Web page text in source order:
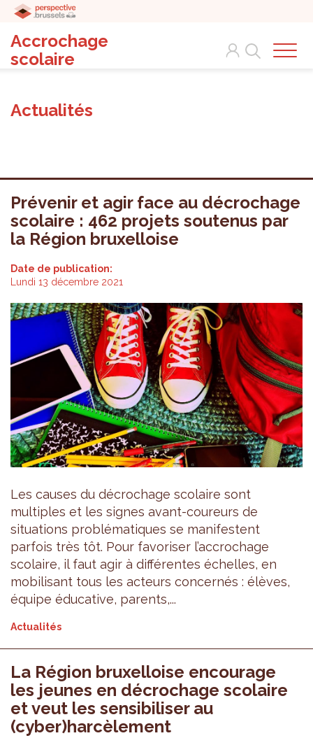
Accrochage
scolaire
Search
Actualités
Prévenir et agir face au décrochage
scolaire : 462 projets soutenus par
la Région bruxelloise
Date de publication:
Lundi 13 décembre 2021
Les causes du décrochage scolaire sont
multiples et les signes avant-coureurs de
situations problématiques se manifestent
parfois très tôt. Pour favoriser l’accrochage
scolaire, il faut agir à différentes échelles, en
mobilisant tous les acteurs concernés : élèves,
équipe éducative, parents,...
Actualités
La Région bruxelloise encourage
les jeunes en décrochage scolaire
et veut les sensibiliser au
(cyber)harcèlement